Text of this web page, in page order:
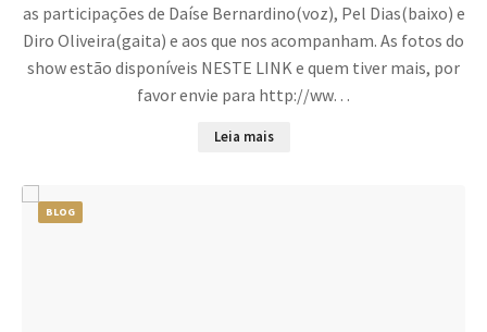
as participações de Daíse Bernardino(voz), Pel Dias(baixo) e
Diro Oliveira(gaita) e aos que nos acompanham. As fotos do
show estão disponíveis NESTE LINK e quem tiver mais, por
favor envie para http://ww…
Leia mais
BLOG